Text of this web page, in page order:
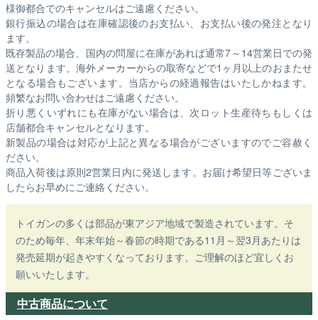
様御都合でのキャンセルはご遠慮ください。
銀行振込の場合は在庫確認後のお支払い、お支払い後の発注となり
ます。
既存製品の場合、国内の問屋に在庫があれば通常7～14営業日での発
送となります。海外メーカーからの取寄などで1ヶ月以上のおまたせ
となる場合もございます。 当店からの経過報告はいたしかねます。
頻繁なお問い合わせはご遠慮ください。
折り悪くいずれにも在庫がない場合は、次ロット生産待ちもしくは
店舗都合キャンセルとなります。
新製品の場合は対応が上記と異なる場合がございますのでご容赦く
ださい。
商品入荷後は原則2営業日内に発送します。お届け希望日等ございま
したらお早めにご連絡ください。
トイガンの多くは部品が東アジア地域で製造されています。そ
のため毎年、年末年始～春節の時期である11月～翌3月あたりは
発売延期が起きやすくなっております。ご理解のほど宜しくお
願いいたします。
中古商品について